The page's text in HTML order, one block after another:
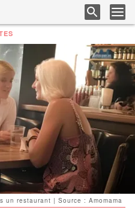
un restaurant | Source : Amomama